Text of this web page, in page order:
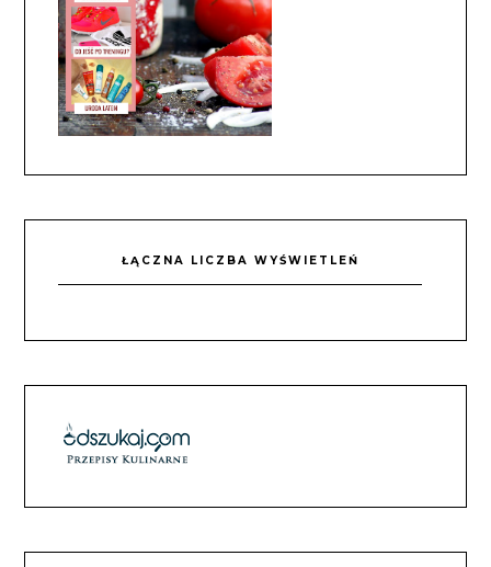
ŁĄCZNA LICZBA WYŚWIETLEŃ